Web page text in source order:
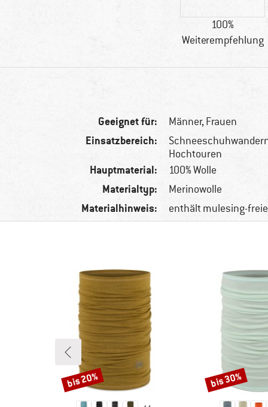
100%
Weiterempfehlung
Geeignet für: Männer, Frauen
Einsatzbereich:
Hochtouren
Hauptmaterial: 100% Wolle
Materialtyp: Merinowolle
Materialhinweis: enthält mulesing-
Rabatt
bis 20% Rabatt
bis 30%